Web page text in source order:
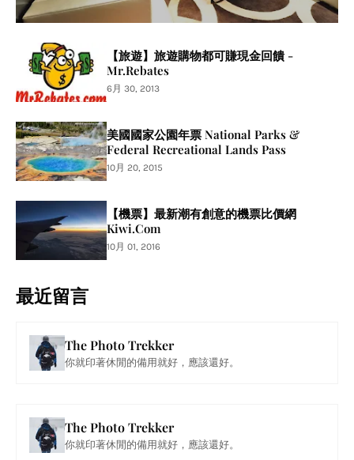
【旅遊】旅遊購物都可賺現金回饋 -
Mr.Rebates
6月 30, 2013
美國國家公園年票 National Parks &
Federal Recreational Lands Pass
10月 20, 2015
【機票】最新潮有創意的機票比價網
Kiwi.Com
10月 01, 2016
最近留言
The Photo Trekker
你就印著休閒的備用就好，應該還好。
The Photo Trekker
你就印著休閒的備用就好，應該還好。